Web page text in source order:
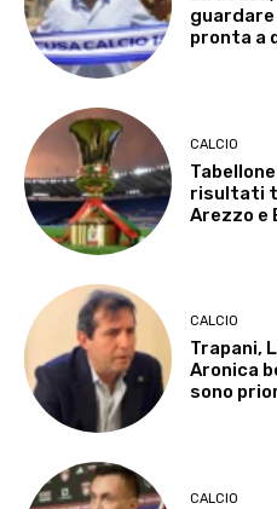
guardare
pronta a
CALCIO
risultati
Arezzo e
CALCIO
Trapani,
Aronica
sono
CALCIO